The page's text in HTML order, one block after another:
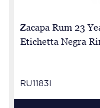
Zacapa Rum 23
Etichetta Negra
RU1183I